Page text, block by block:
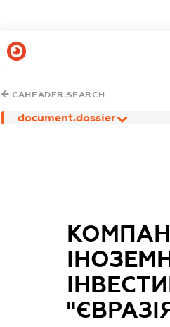
CAHEADER.SEARCH
document.dossier